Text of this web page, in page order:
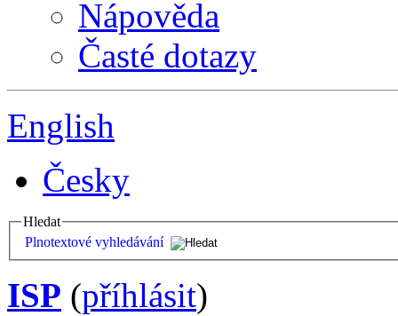
Nápověda
Časté dotazy
English
Česky
Hledat
Plnotextové vyhledávání
ISP (příhlásit)